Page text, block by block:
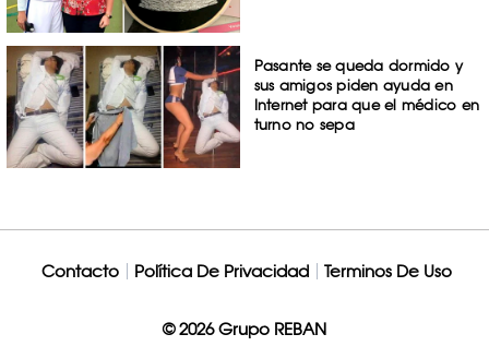
Pasante se queda dormido y
sus amigos piden ayuda en
Internet para que el médico en
turno no sepa
Contacto Política De Privacidad Terminos De Uso
© 2026 Grupo REBAN